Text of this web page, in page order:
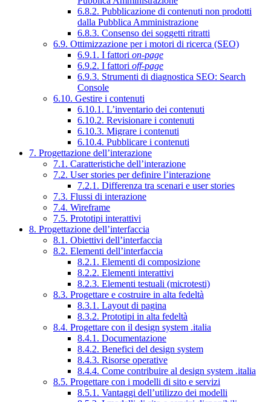
6.8.2. Pubblicazione di contenuti non prodotti
dalla Pubblica Amministrazione
6.8.3. Consenso dei soggetti ritratti
6.9. Ottimizzazione per i motori di ricerca (SEO)
6.9.1. I fattori on-page
6.9.2. I fattori off-page
6.9.3. Strumenti di diagnostica SEO: Search
Console
6.10. Gestire i contenuti
6.10.1. L’inventario dei contenuti
6.10.2. Revisionare i contenuti
6.10.3. Migrare i contenuti
6.10.4. Pubblicare i contenuti
7. Progettazione dell’interazione
7.1. Caratteristiche dell’interazione
7.2. User stories per definire l’interazione
7.2.1. Differenza tra scenari e user stories
7.3. Flussi di interazione
7.4. Wireframe
7.5. Prototipi interattivi
8. Progettazione dell’interfaccia
8.1. Obiettivi dell’interfaccia
8.2. Elementi dell’interfaccia
8.2.1. Elementi di composizione
8.2.2. Elementi interattivi
8.2.3. Elementi testuali (microtesti)
8.3. Progettare e costruire in alta fedeltà
8.3.1. Layout di pagina
8.3.2. Prototipi in alta fedeltà
8.4. Progettare con il design system .italia
8.4.1. Documentazione
8.4.2. Benefici del design system
8.4.3. Risorse operative
8.4.4. Come contribuire al design system .italia
8.5. Progettare con i modelli di sito e servizi
8.5.1. Vantaggi dell’utilizzo dei modelli